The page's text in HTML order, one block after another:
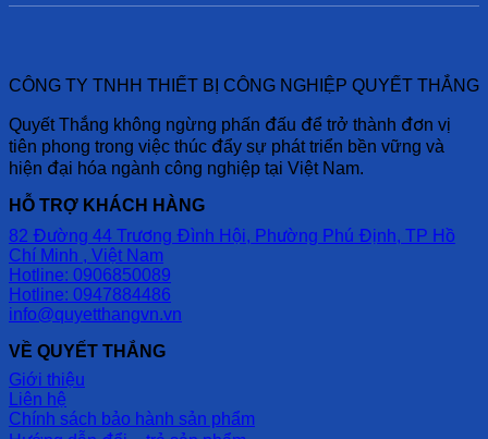
CÔNG TY TNHH THIẾT BỊ CÔNG NGHIỆP QUYẾT THẮNG
Quyết Thắng không ngừng phấn đấu để trở thành đơn vị
tiên phong trong việc thúc đẩy sự phát triển bền vững và
hiện đại hóa ngành công nghiệp tại Việt Nam.
HỖ TRỢ KHÁCH HÀNG
82 Đường 44 Trương Đình Hội, Phường Phú Định, TP Hồ
Chí Minh , Việt Nam
Hotline: 0906850089
Hotline: 0947884486
info@quyetthangvn.vn
VỀ QUYẾT THẮNG
Giới thiệu
Liên hệ
Chính sách bảo hành sản phẩm